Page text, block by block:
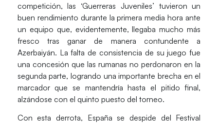
competición, las ‘Guerreras Juveniles’ tuvieron un
buen rendimiento durante la primera media hora ante
un equipo que, evidentemente, llegaba mucho más
fresco tras ganar de manera contundente a
Azerbaiyán. La falta de consistencia de su juego fue
una concesión que las rumanas no perdonaron en la
segunda parte, logrando una importante brecha en el
marcador que se mantendría hasta el pitido final,
alzándose con el quinto puesto del torneo.
Con esta derrota, España se despide del Festival